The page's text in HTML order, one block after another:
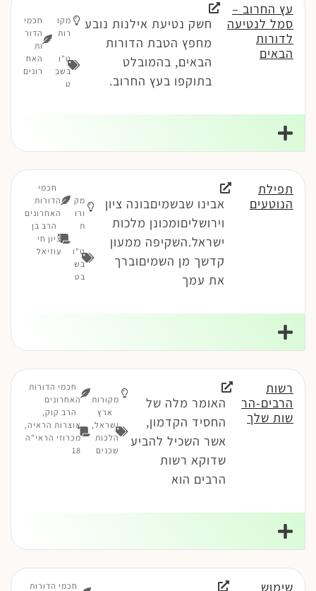
עץ החרוב –
סמל לנטיעה
לדורות
הבאים
חשק נטיעת אילנות נובע
מחפץ הטבת הדורות
הבאים, בהמובלט
בתוקפו בעץ החרוב.
מקו
רות
ט"ו
בשב
ט
חכמי
הדור
ות
האח
רונים
תפילת
הנוטעים
אבינו שבשמיםבונה ציון
וירושליםומכונן מלכות
ישראל.השקיפה ממעון
קדשך מן השמיםוברך
את עמך
מק
ורו
ת
ט"ו
בש
בט
חכמי
הדורות
האחרונים
הרב בן
ציון חי
עוזיאל
רשות
הרבים-הר
שות שלך
האומר מלה של
החסיד הקדמון,
אשר השכיל להביע
שדוקא רשות
הרבים הוא
מקורות
ארץ
ישראל,
הלכות
שכנים
חכמי הדורות
האחרונים
הרב קוק,
אוצרות הראיה,
מכרוזי הראי"ה
18
שימוש חכמי הדורות